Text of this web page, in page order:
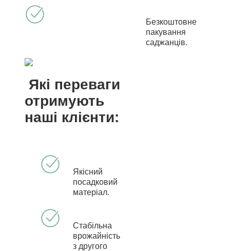
Безкоштовне
пакування
саджанців.
Які переваги
отримують
наші клієнти:
Якісний
посадковий
матеріал.
Стабільна
врожайність
з другого